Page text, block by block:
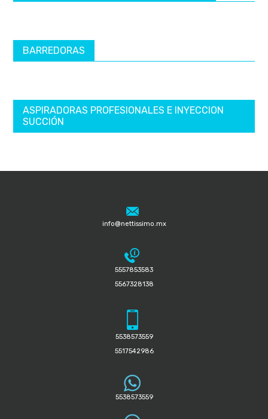
BARREDORAS
ASPIRADORAS PROFESIONALES E INYECCION
SUCCIÓN
info@nettissimo.mx
5557853583
5567328138
5538573559
5517542986
5538573559